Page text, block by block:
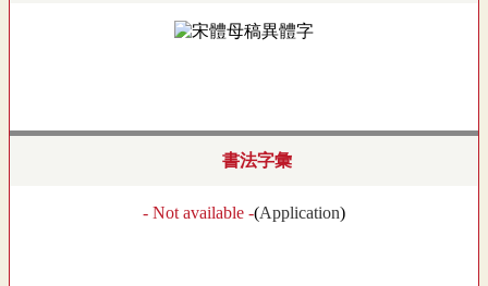
書法字彙
- Not available -(Application)